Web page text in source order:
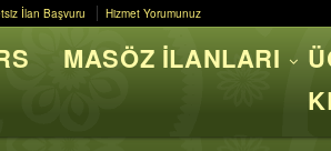
İlan Başvuru Hizmet Yorumunuz
Butik Masaj
İlan Başvuru Hizmet Yorumunuz
MASÖZ İLANLARI